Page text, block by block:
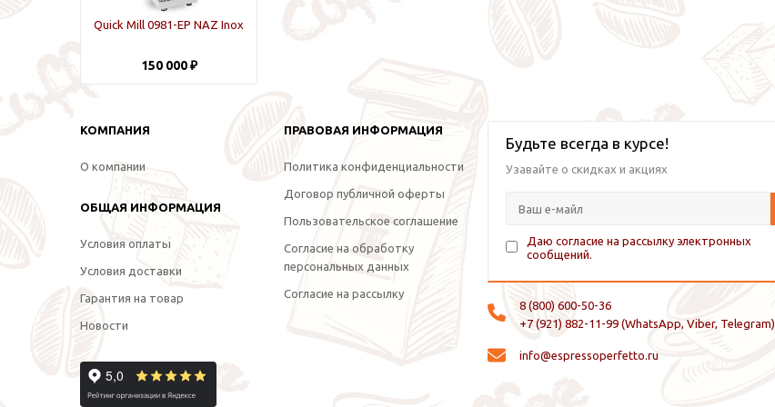
Quick Mill 0981-EP NAZ Inox
150 000 ₽
КОМПАНИЯ
О компании
ОБЩАЯ ИНФОРМАЦИЯ
Условия оплаты
Условия доставки
Гарантия на товар
Новости
ПРАВОВАЯ ИНФОРМАЦИЯ
Политика конфиденциальности
Договор публичной оферты
Пользовательское соглашение
Согласие на обработку
персональных данных
Согласие на рассылку
Будьте всегда в курсе!
Узавайте о скидках и акциях
Даю согласие на рассылку электронных
сообщений.
8 (800) 600-50-36
+7 (921) 882-11-99 (WhatsApp, Viber, Telegram)
info@espressoperfetto.ru